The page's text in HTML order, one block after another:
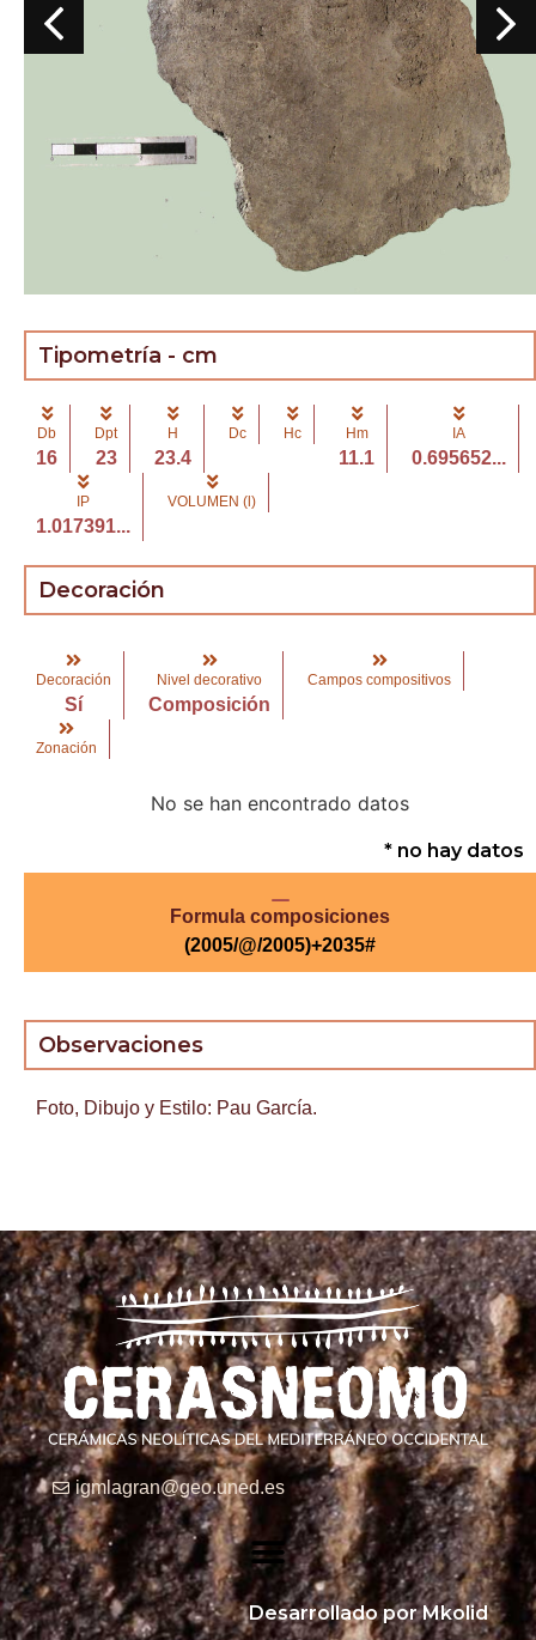
Tipometría - cm
Db
16
Dpt
23
H
23.4
Dc Hc Hm
11.1
IA
0.695652...
IP
1.017391...
VOLUMEN (l)
Decoración
Decoración
Sí
Nivel decorativo
Composición
Campos compositivos
Zonación
No se han encontrado datos
* no hay datos
Formula composiciones
(2005/@/2005)+2035#
Observaciones
Foto, Dibujo y Estilo: Pau García.
igmlagran@geo.uned.es
Desarrollado por Mkolid